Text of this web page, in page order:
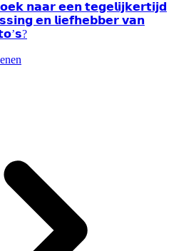
𝗻𝗮𝗮𝗿 𝗲𝗲𝗻 𝘁𝗲𝗴𝗲𝗹𝗶𝗷𝗸𝗲𝗿𝘁𝗶𝗷𝗱
𝗲𝗻 𝗹𝗶𝗲𝗳𝗵𝗲𝗯𝗯𝗲𝗿 𝘃𝗮𝗻